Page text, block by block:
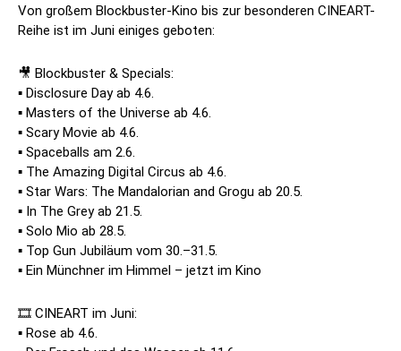
Von großem Blockbuster-Kino bis zur besonderen CINEART-
Reihe ist im Juni einiges geboten:
🎥 Blockbuster & Specials:
▪️ Disclosure Day ab 4.6.
▪️ Masters of the Universe ab 4.6.
▪️ Scary Movie ab 4.6.
▪️ Spaceballs am 2.6.
▪️ The Amazing Digital Circus ab 4.6.
▪️ Star Wars: The Mandalorian and Grogu ab 20.5.
▪️ In The Grey ab 21.5.
▪️ Solo Mio ab 28.5.
▪️ Top Gun Jubiläum vom 30.–31.5.
▪️ Ein Münchner im Himmel – jetzt im Kino
🎞️ CINEART im Juni:
▪️ Rose ab 4.6.